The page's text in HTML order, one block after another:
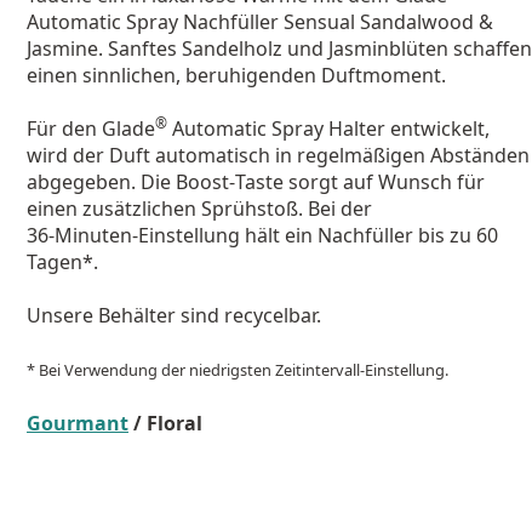
Automatic Spray Nachfüller Sensual Sandalwood &
Jasmine. Sanftes Sandelholz und Jasminblüten schaffen
einen sinnlichen, beruhigenden Duftmoment.
Für den Glade® Automatic Spray Halter entwickelt,
wird der Duft automatisch in regelmäßigen Abständen
abgegeben. Die Boost‑Taste sorgt auf Wunsch für
einen zusätzlichen Sprühstoß. Bei der
36‑Minuten‑Einstellung hält ein Nachfüller bis zu 60
Tagen*.
Unsere Behälter sind recycelbar.
* Bei Verwendung der niedrigsten Zeitintervall‑Einstellung.
Gourmant/ Floral